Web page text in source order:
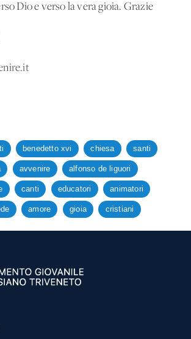
Dio e verso la vera gioia. Grazie
benedetto xvi chiesa santi
avvenire alfonso de liguori
canti educatori animatori
amore gioia cristiani